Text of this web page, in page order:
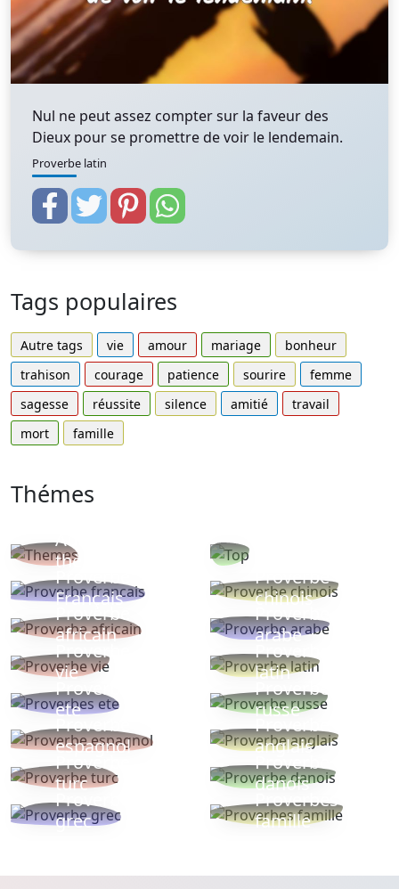
Nul ne peut assez compter sur la faveur des
Dieux pour se promettre de voir le lendemain.
Proverbe latin
Tags populaires
Autre tags vie amour mariage
bonheur
trahison
courage patience sourire
femme
sagesse
réussite silence amitié
travail
mort
famille
Thémes
Autres
thèmes
Proverbe
Français
Proverbe
chinois
Proverbe
africain
Proverbe
arabe
Proverbe
vie
Proverbe
latin
Proverbes
ete
Proverbe
russe
Proverbe
espagnol
Proverbe
anglais
Proverbe
turc
Proverbe
danois
Proverbe
grec
Proverbes
famille